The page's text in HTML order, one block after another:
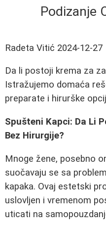
Podizanje
Radeta Vitić 2024-12-27
Da li postoji krema za
Istražujemo domaća
preparate i hirurške
Spušteni Kapci: Da Li
Bez Hirurgije?
Mnoge žene, posebno
suočavaju se sa
kapaka. Ovaj estetski
uslovljen i vremenom
uticati na